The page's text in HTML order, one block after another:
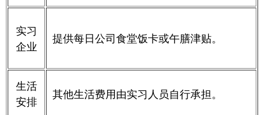
实习
企业
提供每日公司食堂饭卡或午膳津贴。
生活
安排
其他生活费用由实习人员自行承担。